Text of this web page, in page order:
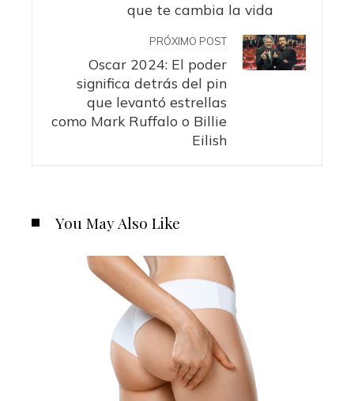
que te cambia la vida
PRÓXIMO POST
Oscar 2024: El poder
significa detrás del pin
que levantó estrellas
como Mark Ruffalo o Billie
Eilish
You May Also Like